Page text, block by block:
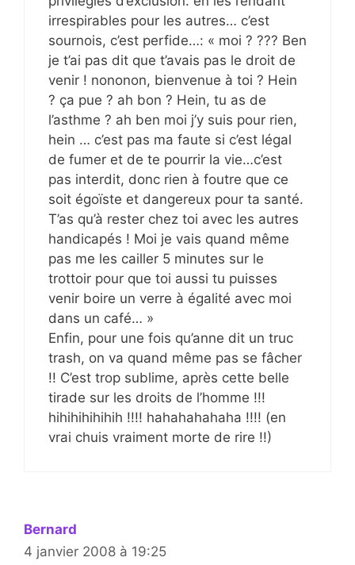
irrespirables pour les autres… c’est
sournois, c’est perfide…: « moi ? ??? Ben
je t’ai pas dit que t’avais pas le droit de
venir ! nononon, bienvenue à toi ? Hein
? ça pue ? ah bon ? Hein, tu as de
l’asthme ? ah ben moi j’y suis pour rien,
hein … c’est pas ma faute si c’est légal
de fumer et de te pourrir la vie…c’est
pas interdit, donc rien à foutre que ce
soit égoïste et dangereux pour ta santé.
T’as qu’à rester chez toi avec les autres
handicapés ! Moi je vais quand même
pas me les cailler 5 minutes sur le
trottoir pour que toi aussi tu puisses
venir boire un verre à égalité avec moi
dans un café… »
Enfin, pour une fois qu’anne dit un truc
trash, on va quand même pas se fâcher
!! C’est trop sublime, après cette belle
tirade sur les droits de l’homme !!!
hihihihihihih !!!! hahahahahaha !!!! (en
vrai chuis vraiment morte de rire !!)
Bernard
4 janvier 2008 à 19:25